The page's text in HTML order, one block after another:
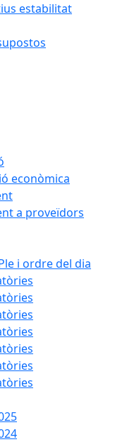
estabilitat
econòmica
a proveïdors
i ordre del dia